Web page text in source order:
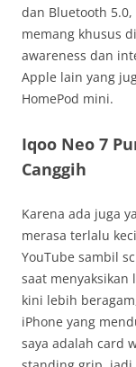
dan Bluetooth
memang khusus
awareness dan
Apple lain yang
HomePod mini.
Iqoo Neo 7
Canggih
Karena ada juga
merasa terlalu
YouTube sambil
saat menyaksikan
kini lebih
iPhone yang
saya adalah card